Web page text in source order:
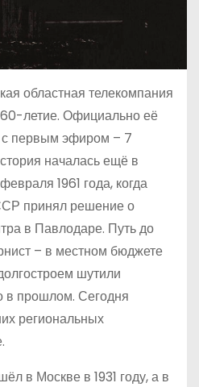
областная телекомпания
60-летие. Официально её
с первым эфиром – 7
началась ещё в
1961 года, когда
принял решение о
в Павлодаре. Путь до
– в местном бюджете
шутили
в прошлом. Сегодня
региональных
в Москве в 1931 году, а в